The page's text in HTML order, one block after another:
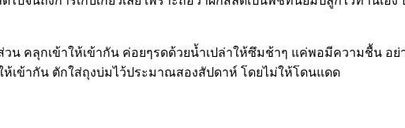
วน คลุกเข้าให้เข้ากัน ค่อยๆรดด้วยน้ำเปล่าให้ซึมช้าๆ แค่พอมีความชื้น อ
เข้ากัน ตักใส่ถุงบ่มไว้ประมาณสองสัปดาห์ โดยไม่ให้โดนแดด